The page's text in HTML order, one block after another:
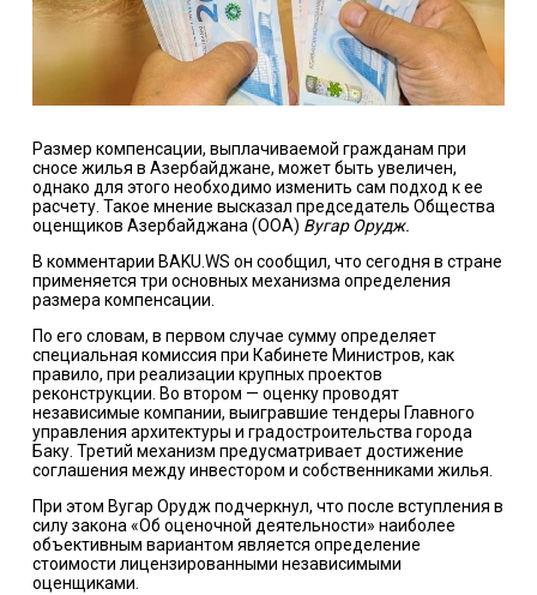
Размер компенсации, выплачиваемой гражданам при
сносе жилья в Азербайджане, может быть увеличен,
однако для этого необходимо изменить сам подход к ее
расчету. Такое мнение высказал председатель Общества
оценщиков Азербайджана (ООА) Вугар Орудж.
В комментарии BAKU.WS он сообщил, что сегодня в стране
применяется три основных механизма определения
размера компенсации.
По его словам, в первом случае сумму определяет
специальная комиссия при Кабинете Министров, как
правило, при реализации крупных проектов
реконструкции. Во втором — оценку проводят
независимые компании, выигравшие тендеры Главного
управления архитектуры и градостроительства города
Баку. Третий механизм предусматривает достижение
соглашения между инвестором и собственниками жилья.
При этом Вугар Орудж подчеркнул, что после вступления в
силу закона «Об оценочной деятельности» наиболее
объективным вариантом является определение
стоимости лицензированными независимыми
оценщиками.